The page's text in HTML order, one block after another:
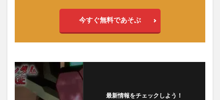
今すぐ無料であそぶ
最新情報をチェックしよう！